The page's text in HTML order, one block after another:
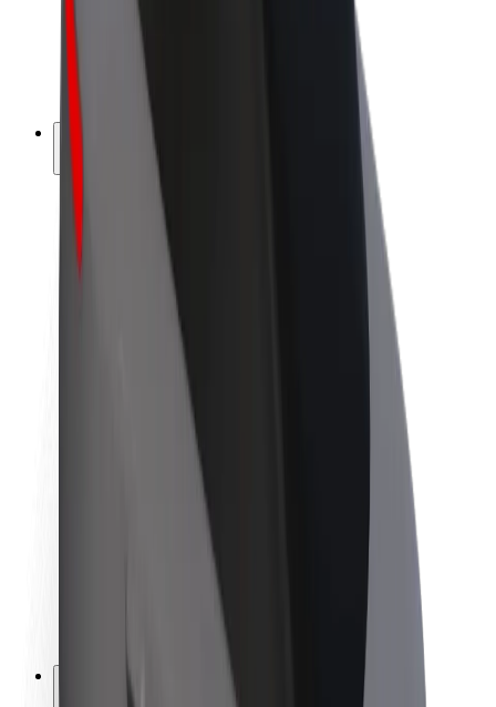
Comercios de Bolt Food
Franquicias
Trabaja con nosotros
Acerca de Bolt
Sostenibilidad en Bolt
Project Zero
Sala de prensa
Directrices de la marca
Relación con inversores